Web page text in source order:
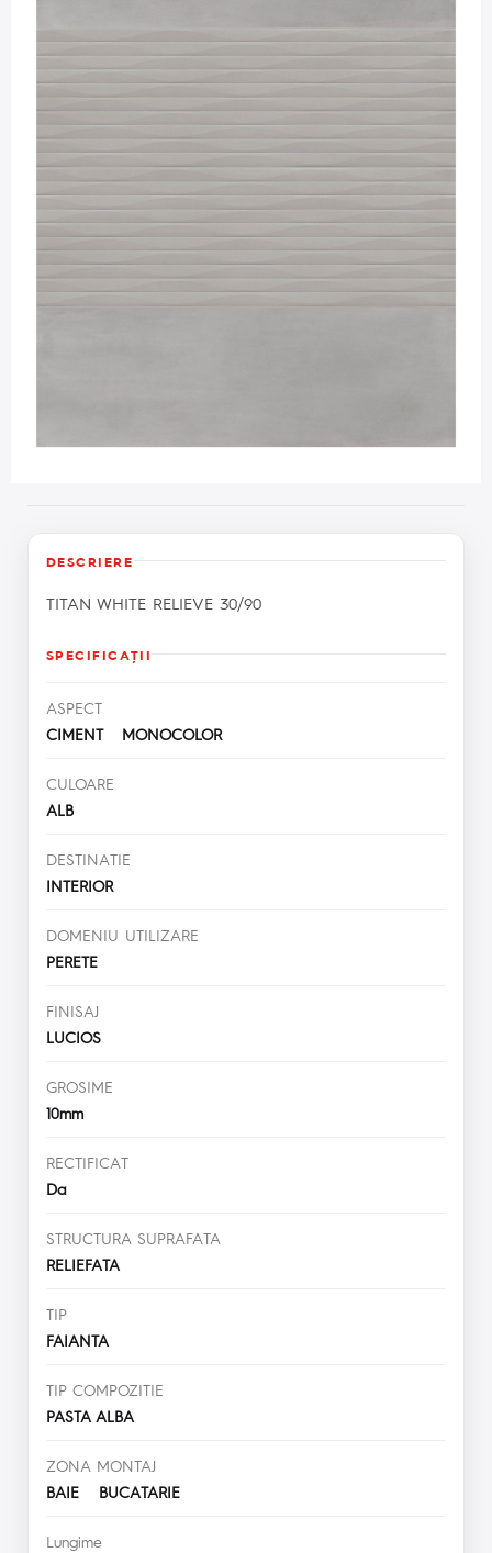
DESCRIERE
TITAN WHITE RELIEVE 30/90
SPECIFICAŢII
ASPECT
CIMENT MONOCOLOR
CULOARE
ALB
DESTINATIE
INTERIOR
DOMENIU UTILIZARE
PERETE
FINISAJ
LUCIOS
GROSIME
10mm
RECTIFICAT
Da
STRUCTURA SUPRAFATA
RELIEFATA
TIP
FAIANTA
TIP COMPOZITIE
PASTA ALBA
ZONA MONTAJ
BAIE BUCATARIE
Lungime